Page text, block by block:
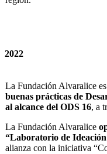
2022
La Fundación Alvaralice es
buenas prácticas de
al alcance del ODS 16, a
La Fundación Alvaralice
“Laboratorio de
alianza con la iniciativa